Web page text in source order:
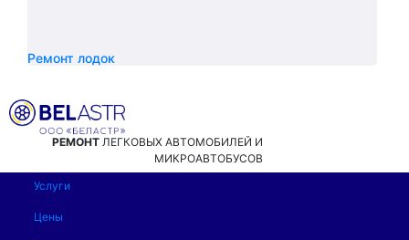
Ремонт лодок
РЕМОНТ ЛЕГКОВЫХ АВТОМОБИЛЕЙ И
МИКРОАВТОБУСОВ
Услуги
Цены